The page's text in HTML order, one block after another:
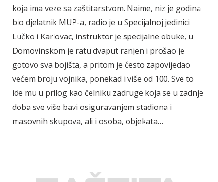
koja ima veze sa zaštitarstvom. Naime, niz je godina
bio djelatnik MUP-a, radio je u Specijalnoj jedinici
Lučko i Karlovac, instruktor je specijalne obuke, u
Domovinskom je ratu dvaput ranjen i prošao je
gotovo sva bojišta, a pritom je često zapovijedao
većem broju vojnika, ponekad i više od 100. Sve to
ide mu u prilog kao čelniku zadruge koja se u zadnje
doba sve više bavi osiguravanjem stadiona i
masovnih skupova, ali i osoba, objekata…